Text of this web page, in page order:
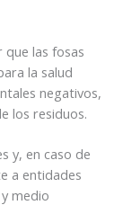
que las fosas
la salud
negativos,
los residuos.
y, en caso de
a entidades
medio